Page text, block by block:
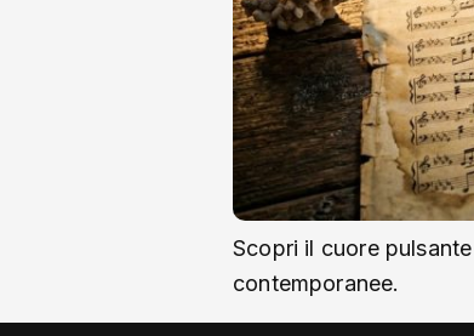
Scopri il cuore
contemporanee.